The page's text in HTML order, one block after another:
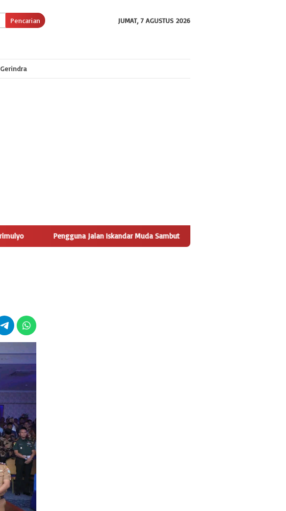
Pencarian JUMAT, 7 AGUSTUS 2026
Gerindra
Pengguna Jalan Iskandar Muda Sambut Positif Pembangunan Tempat Pengelolaan